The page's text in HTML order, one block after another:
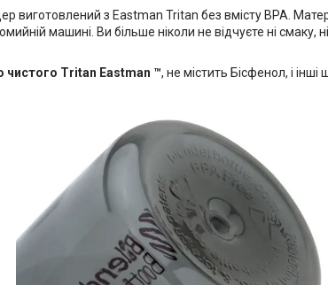
виготовлений з Eastman Tritan без вмісту BPA.
машині. Ви більше ніколи не відчуєте ні смаку,
чистого Tritan Eastman ™, не містить Бісфенол, і інші